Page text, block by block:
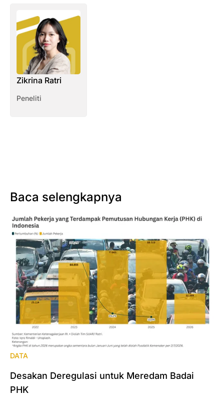
Zikrina Ratri
Peneliti
Baca selengkapnya
DATA
Desakan Deregulasi untuk Meredam Badai
PHK